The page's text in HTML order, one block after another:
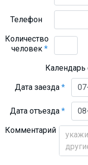
Телефон
Количество
человек*
Дата заезда*
Дата отъезда*
Комментарий